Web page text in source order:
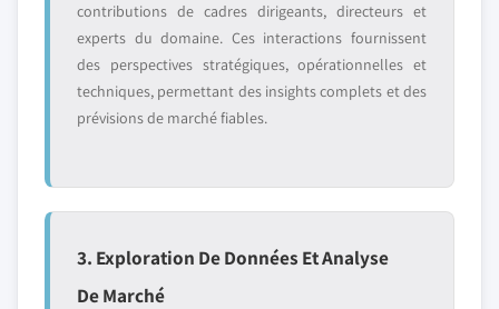
contributions de cadres dirigeants, directeurs et
experts du domaine. Ces interactions fournissent
des perspectives stratégiques, opérationnelles et
techniques, permettant des insights complets et des
prévisions de marché fiables.
3. Exploration De Données Et Analyse
De Marché